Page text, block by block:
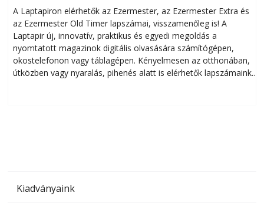
A Laptapiron elérhetők az Ezermester, az Ezermester Extra és
az Ezermester Old Timer lapszámai, visszamenőleg is! A
Laptapir új, innovatív, praktikus és egyedi megoldás a
nyomtatott magazinok digitális olvasására számítógépen,
okostelefonon vagy táblagépen. Kényelmesen az otthonában,
útközben vagy nyaralás, pihenés alatt is elérhetők lapszámaink.
Kiadványaink